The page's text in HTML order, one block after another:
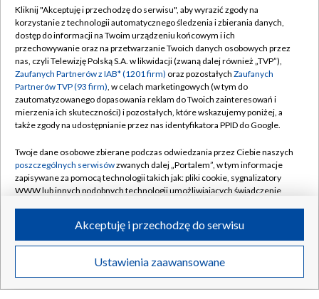
Dołącz do nas:
TVP
Abonament TVP
Emisja w TVP
Centrum informacji TVP
Naziemna Telewizja Cyfrowa
Sklep TVP
Rada Programowa
Informacje o nadawcy
Program dla prasy
Ogłoszenie przetargowe
Regulamin TVP
Polityka prywatności
Moje zgody
Biuro reklamy
Kontakt
Kanały
©2026 Telewizja Polska S.A. w likwidacji
Kliknij "Akceptuję i przechodzę do serwisu", aby wyrazić zgody na
korzystanie z technologii automatycznego śledzenia i zbierania danych,
dostęp do informacji na Twoim urządzeniu końcowym i ich
przechowywanie oraz na przetwarzanie Twoich danych osobowych przez
nas, czyli Telewizję Polską S.A. w likwidacji (zwaną dalej również „TVP”),
Zaufanych Partnerów z IAB* (1201 firm) oraz pozostałych Zaufanych
Partnerów TVP (93 firm), w celach marketingowych (w tym do
zautomatyzowanego dopasowania reklam do Twoich zainteresowań i
mierzenia ich skuteczności) i pozostałych, które wskazujemy poniżej, a
także zgody na udostępnianie przez nas identyfikatora PPID do Google.
Twoje dane osobowe zbierane podczas odwiedzania przez Ciebie naszych
poszczególnych serwisówzwanych dalej „Portalem”, w tym informacje
zapisywane za pomocą technologii takich jak: pliki cookie, sygnalizatory
WWW lub innych podobnych technologii umożliwiających świadczenie
ruchu w Internecie.
Twoje dane osobowe zbierane podczas odwiedzania przez Ciebie
poszczególnych serwisówna Portalu, takie jak adresy IP, identyfikatory
Ustawienia zaawansowane
Akceptuję i przechodzę do serwisu